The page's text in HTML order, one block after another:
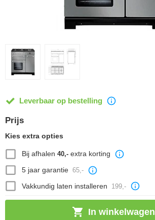
Leverbaar op bestelling
Prijs
Kies extra opties
Bij afhalen 40,-extra korting
5 jaar garantie 65,-
Vakkundig laten installeren 199,-
In winkelwagen